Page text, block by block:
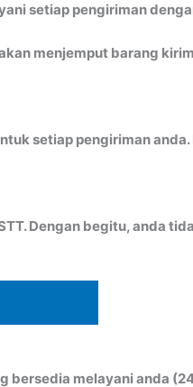
setiap pengiriman
menjemput barang
setiap pengiriman
Dengan begitu, anda
bersedia melayani anda